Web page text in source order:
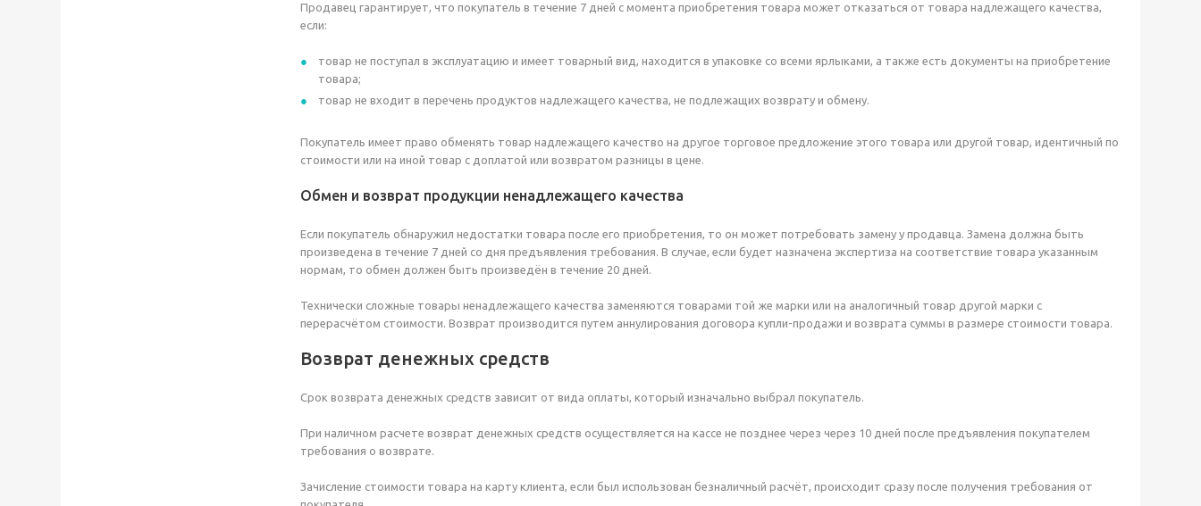
Продавец гарантирует, что покупатель в течение 7 дней с момента приобретения товара может отказаться от товара надлежащего качества,
если:
товар не поступал в эксплуатацию и имеет товарный вид, находится в упаковке со всеми ярлыками, а также есть документы на приобретение
товара;
товар не входит в перечень продуктов надлежащего качества, не подлежащих возврату и обмену.
Покупатель имеет право обменять товар надлежащего качество на другое торговое предложение этого товара или другой товар, идентичный по
стоимости или на иной товар с доплатой или возвратом разницы в цене.
Обмен и возврат продукции ненадлежащего качества
Если покупатель обнаружил недостатки товара после его приобретения, то он может потребовать замену у продавца. Замена должна быть
произведена в течение 7 дней со дня предъявления требования. В случае, если будет назначена экспертиза на соответствие товара указанным
нормам, то обмен должен быть произведён в течение 20 дней.
Технически сложные товары ненадлежащего качества заменяются товарами той же марки или на аналогичный товар другой марки с
перерасчётом стоимости. Возврат производится путем аннулирования договора купли-продажи и возврата суммы в размере стоимости товара.
Возврат денежных средств
Срок возврата денежных средств зависит от вида оплаты, который изначально выбрал покупатель.
При наличном расчете возврат денежных средств осуществляется на кассе не позднее через через 10 дней после предъявления покупателем
требования о возврате.
Зачисление стоимости товара на карту клиента, если был использован безналичный расчёт, происходит сразу после получения требования от